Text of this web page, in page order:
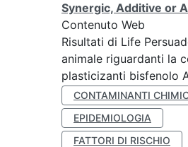
Synergic, Additive or
Contenuto Web
Risultati di Life
animale riguardanti la
plasticizanti bisfenolo
CONTAMINANTI
EPIDEMIOLOGIA
FATTORI DI RISCHIO